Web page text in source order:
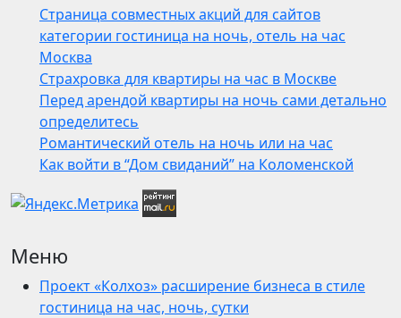
Страница совместных акций для сайтов
категории гостиница на ночь, отель на час
Москва
Страхровка для квартиры на час в Москве
Перед арендой квартиры на ночь сами детально
определитесь
Романтический отель на ночь или на час
Как войти в “Дом свиданий” на Коломенской
Меню
Проект «Колхоз» расширение бизнеса в стиле
гостиница на час, ночь, сутки